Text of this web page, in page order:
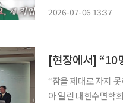
2026-07-06 13:37
“잠을 제대로 자지
아 열린 대한수면학